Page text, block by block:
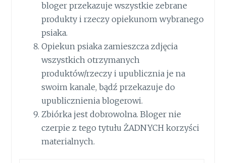
bloger przekazuje wszystkie zebrane
produkty i rzeczy opiekunom wybranego
psiaka.
Opiekun psiaka zamieszcza zdjęcia
wszystkich otrzymanych
produktów/rzeczy i upublicznia je na
swoim kanale, bądź przekazuje do
upublicznienia blogerowi.
Zbiórka jest dobrowolna. Bloger nie
czerpie z tego tytułu ŻADNYCH korzyści
materialnych.